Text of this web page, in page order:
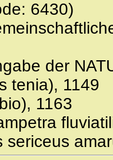
6430)
der
tenia), 1149
1163
sericeus